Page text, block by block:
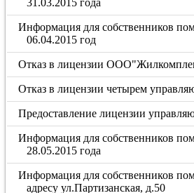
31.03.2015 года
Информация для собственников
06.04.2015 год
Отказ в лицензии
Отказ в лицензии четырем
Предоставление лицензии
Информация для собственников
28.05.2015 года
Информация для собственников
адресу ул.Партизанская, д.50